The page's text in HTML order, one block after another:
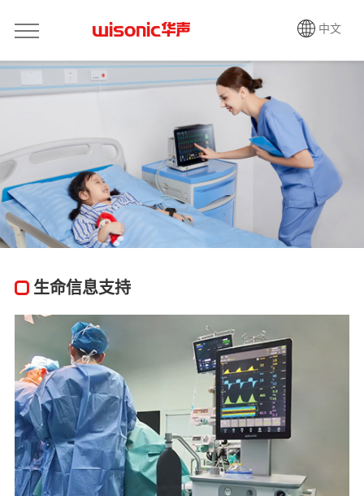
中文
生命信息支持